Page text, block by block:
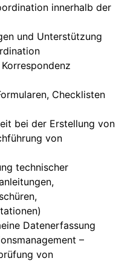
innerhalb der
und Unterstützung
Checklisten
bei der Erstellung von
von
technischer
Datenerfassung
–
von